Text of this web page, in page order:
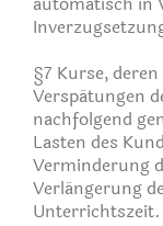
§7 Kurse,
Verspätungen
nachfolgend
Lasten des
Verminderung
Verlängerung
Unterrichtszeit.